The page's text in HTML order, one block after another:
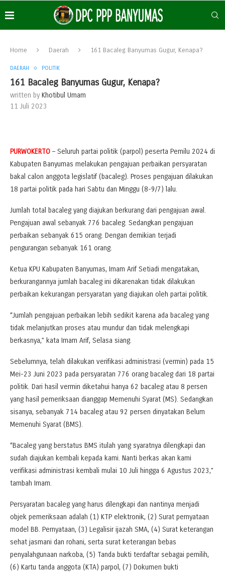
Home Daerah 161 Bacaleg Banyumas Gugur, Kenapa?
DAERAH POLITIK
161 Bacaleg Banyumas Gugur, Kenapa?
written by Khotibul Umam
11 Juli 2023
PURWOKERTO – Seluruh partai politik (parpol) peserta Pemilu 2024 di
Kabupaten Banyumas melakukan pengajuan perbaikan persyaratan
bakal calon anggota legislatif (bacaleg). Proses pengajuan dilakukan
18 partai politik pada hari Sabtu dan Minggu (8-9/7) lalu.
Jumlah total bacaleg yang diajukan berkurang dari pengajuan awal.
Pengajuan awal sebanyak 776 bacaleg. Sedangkan pengajuan
perbaikan sebanyak 615 orang. Dengan demikian terjadi
pengurangan sebanyak 161 orang.
Ketua KPU Kabupaten Banyumas, Imam Arif Setiadi mengatakan,
berkurangannya jumlah bacaleg ini dikarenakan tidak dilakukan
perbaikan kekurangan persyaratan yang diajukan oleh partai politik.
“Jumlah pengajuan perbaikan lebih sedikit karena ada bacaleg yang
tidak melanjutkan proses atau mundur dan tidak melengkapi
berkasnya,” kata Imam Arif, Selasa siang.
Sebelumnya, telah dilakukan verifikasi administrasi (vermin) pada 15
Mei-23 Juni 2023 pada persyaratan 776 orang bacaleg dari 18 partai
politik. Dari hasil vermin diketahui hanya 62 bacaleg atau 8 persen
yang hasil pemeriksaan dianggap Memenuhi Syarat (MS). Sedangkan
sisanya, sebanyak 714 bacaleg atau 92 persen dinyatakan Belum
Memenuhi Syarat (BMS).
“Bacaleg yang berstatus BMS itulah yang syaratnya dilengkapi dan
sudah diajukan kembali kepada kami. Nanti berkas akan kami
verifikasi administrasi kembali mulai 10 Juli hingga 6 Agustus 2023,”
tambah Imam.
Persyaratan bacaleg yang harus dilengkapi dan nantinya menjadi
objek pemeriksaan adalah (1) KTP elektronik, (2) Surat pernyataan
model BB. Pernyataan, (3) Legalisir ijazah SMA, (4) Surat keterangan
sehat jasmani dan rohani, serta surat keterangan bebas
penyalahgunaan narkoba, (5) Tanda bukti terdaftar sebagai pemilih,
(6) Kartu tanda anggota (KTA) parpol, (7) Dokumen bukti